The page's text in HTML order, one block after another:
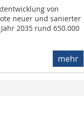
von
neuer und sanierter
2035 rund 650.000
mehr